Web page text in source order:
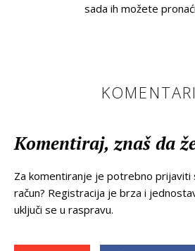
sada ih možete
KOMENTARI
Komentiraj, znaš da
Za komentiranje je potrebno prijaviti
račun? Registracija je brza i
uključi se u raspravu.